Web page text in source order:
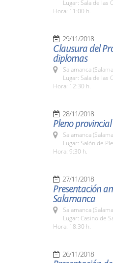
Lugar: Sala de las
Hora: 11:00 h.
29/11/2018
Clausura del
diplomas
Salamanca
Lugar: Sala de las
Hora: 12:30 h.
28/11/2018
Pleno
Salamanca
Lugar: Salón de
Hora: 9:30 h.
27/11/2018
Presentación
Salamanca
Salamanca
Lugar: Casino de
Hora: 18:30 h.
26/11/2018